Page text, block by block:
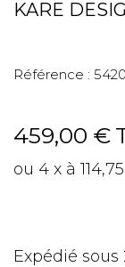
KARE
Référence :
459,00 €
ou 4 x à
Expédié